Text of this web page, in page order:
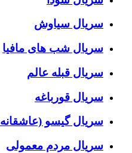
سریال سیاوش
سریال شب های مافیا
سریال قبله عالم
سریال قورباغه
سریال گیسو (عاشقانه 2)
سریال مردم معمولی